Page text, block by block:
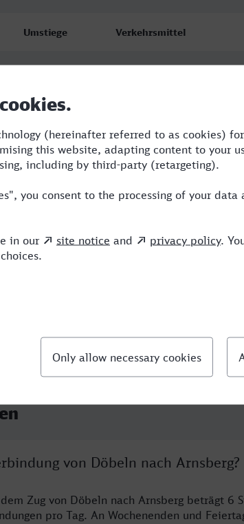
Umstiege Verkehrsmittel
4 CAN,RE,ICE,NX,MRB
5 RB,RE,ICE,MRB
von Döbeln nach Arnsberg?
Zug von Döbeln nach Arnsberg beträgt 6
pro Tag. An Wochenenden und